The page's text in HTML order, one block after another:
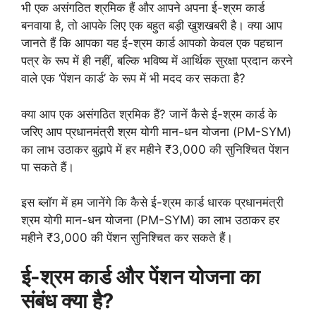
भी एक असंगठित श्रमिक हैं और आपने अपना ई-श्रम कार्ड
बनवाया है, तो आपके लिए एक बहुत बड़ी खुशखबरी है। क्या आप
जानते हैं कि आपका यह ई-श्रम कार्ड आपको केवल एक पहचान
पत्र के रूप में ही नहीं, बल्कि भविष्य में आर्थिक सुरक्षा प्रदान करने
वाले एक ‘पेंशन कार्ड’ के रूप में भी मदद कर सकता है?
क्या आप एक असंगठित श्रमिक हैं? जानें कैसे ई-श्रम कार्ड के
जरिए आप प्रधानमंत्री श्रम योगी मान-धन योजना (PM-SYM)
का लाभ उठाकर बुढ़ापे में हर महीने ₹3,000 की सुनिश्चित पेंशन
पा सकते हैं।
इस ब्लॉग में हम जानेंगे कि कैसे ई-श्रम कार्ड धारक प्रधानमंत्री
श्रम योगी मान-धन योजना (PM-SYM) का लाभ उठाकर हर
महीने ₹3,000 की पेंशन सुनिश्चित कर सकते हैं।
ई-श्रम कार्ड और पेंशन योजना का
संबंध क्या है?